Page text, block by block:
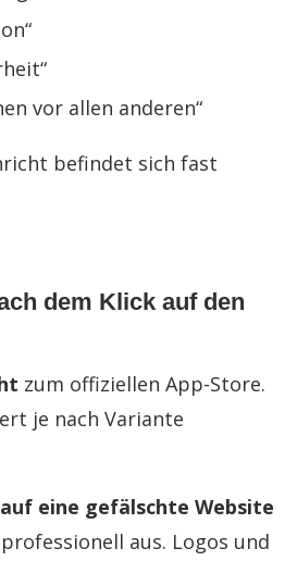
vor allen anderen“
befindet sich fast
dem Klick auf den
zum offiziellen App-Store.
je nach Variante
eine gefälschte Website
aus. Logos und